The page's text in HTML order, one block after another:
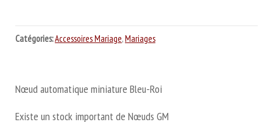
Catégories:Accessoires Mariage,Mariages
Nœud automatique miniature Bleu-Roi
Existe un stock important de Nœuds GM